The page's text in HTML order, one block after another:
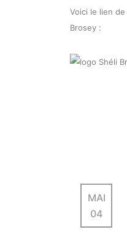
Voici le lien
Brosey :
MAI
04